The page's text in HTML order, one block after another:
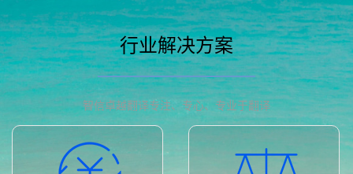
行业解决方案
智信卓越翻译专注、专心、专业于翻译